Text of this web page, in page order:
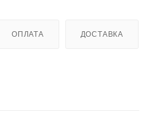
ОПЛАТА ДОСТАВКА